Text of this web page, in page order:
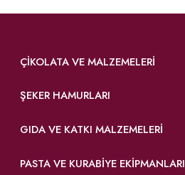
ÇIKOLATA VE MALZEMELERI
ŞEKER HAMURLARI
GIDA VE KATKI MALZEMELERI
PASTA VE KURABIYE EKIPMANLARI